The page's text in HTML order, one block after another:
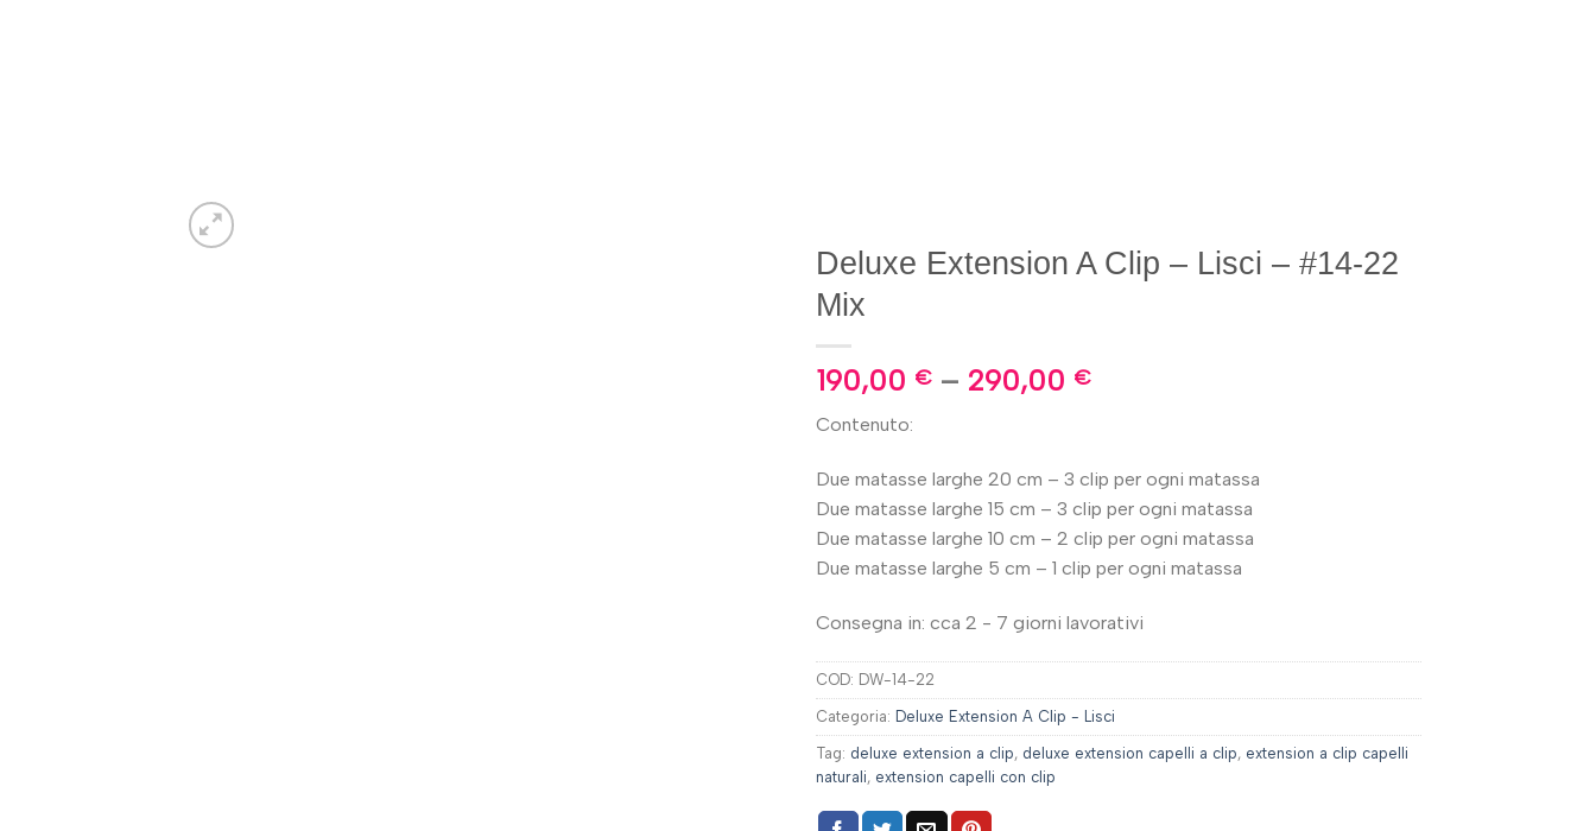
Deluxe Extension A Clip – Lisci – #14-22
Mix
190,00 € – 290,00 €
Contenuto:
Due matasse larghe 20 cm – 3 clip per ogni matassa
Due matasse larghe 15 cm – 3 clip per ogni matassa
Due matasse larghe 10 cm – 2 clip per ogni matassa
Due matasse larghe 5 cm – 1 clip per ogni matassa
Consegna in: cca 2 - 7 giorni lavorativi
COD: DW-14-22
Categoria: Deluxe Extension A Clip - Lisci
Tag: deluxe extension a clip, deluxe extension capelli a clip, extension a clip capelli
naturali, extension capelli con clip